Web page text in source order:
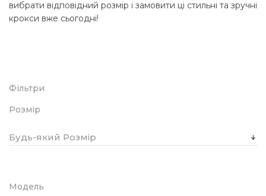
вибрати відповідний розмір і замовити ці стильні та зручні
крокси вже сьогодні!
Фільтри
Розмір
Будь-який Розмір
Модель